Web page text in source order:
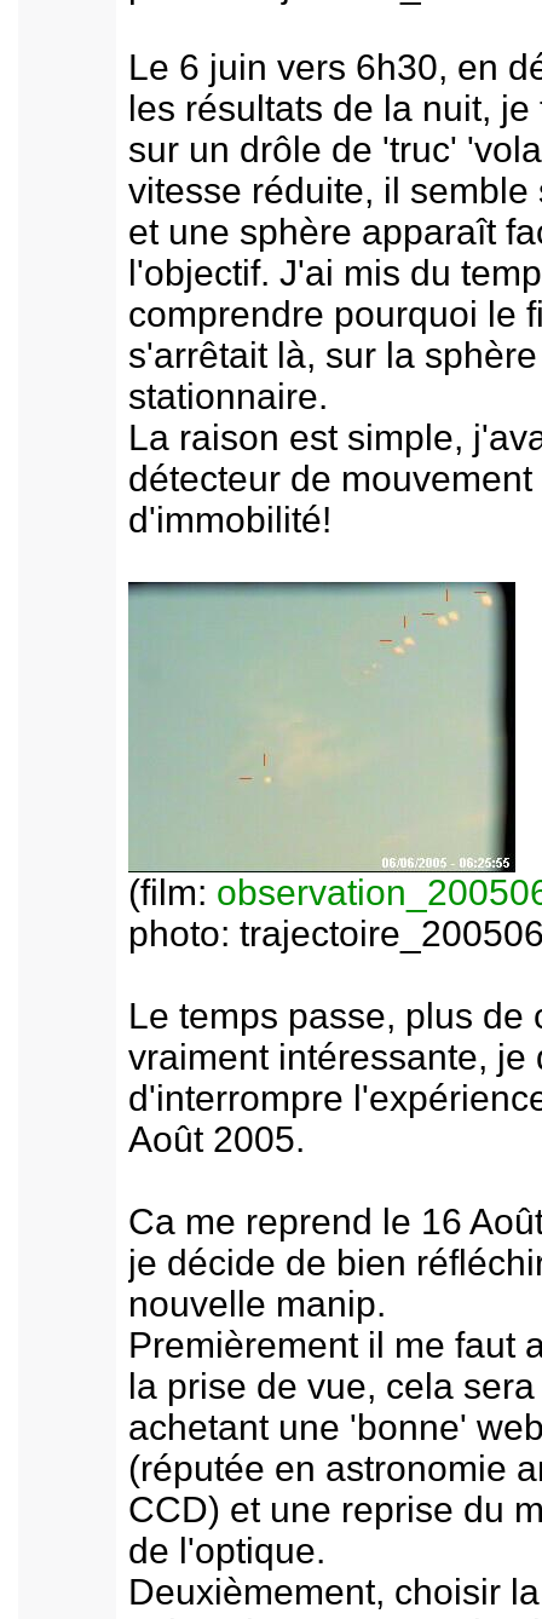
Le 6 juin vers 6h30, en
les résultats de la nuit, je
sur un drôle de 'truc'
vitesse réduite, il semble
et une sphère apparaît
l'objectif. J'ai mis du
comprendre pourquoi le
s'arrêtait là, sur la
stationnaire.
La raison est simple,
détecteur de mouvement
d'immobilité!
(film:
photo:
Le temps passe, plus de
vraiment intéressante, je
d'interrompre
Août 2005.
Ca me reprend le 16
je décide de bien
nouvelle manip.
Premièrement il me faut
la prise de vue, cela
achetant une 'bonne'
(réputée en astronomie
CCD) et une reprise du
de l'optique.
Deuxièmement, choisir